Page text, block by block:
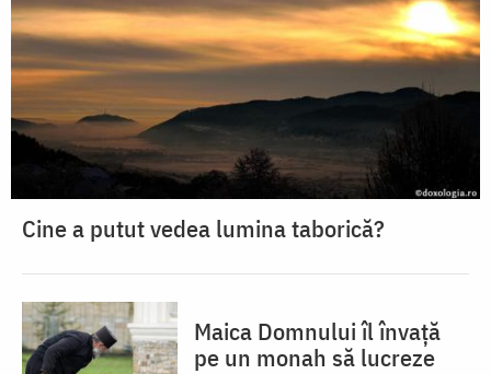
Cine a putut vedea lumina taborică?
Maica Domnului îl învață
pe un monah să lucreze